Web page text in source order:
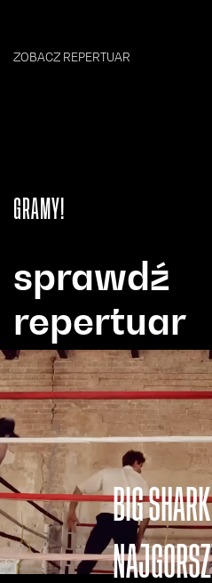
ZOBACZ REPERTUAR
GRAMY!
BIG
sprawdź
repertuar